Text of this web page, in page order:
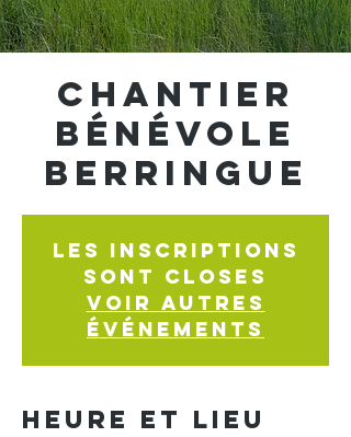
Chantier
bénévole
Berringue
Les inscriptions
sont closes
Voir autres
événements
Heure et lieu